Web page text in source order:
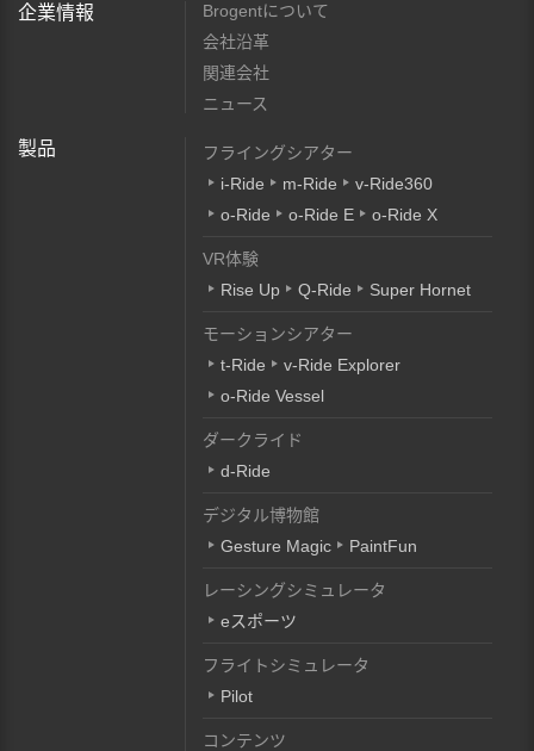
企業情報
Brogentについて
会社沿革
関連会社
ニュース
製品
フライングシアター
i-Ride
m-Ride
v-Ride360
o-Ride
o-Ride E o-Ride X
VR体験
Rise Up
Q-Ride Super Hornet
モーションシアター
t-Ride
v-Ride Explorer
o-Ride Vessel
ダークライド
d-Ride
デジタル博物館
Gesture Magic
PaintFun
レーシングシミュレータ
eスポーツ
フライトシミュレータ
Pilot
コンテンツ